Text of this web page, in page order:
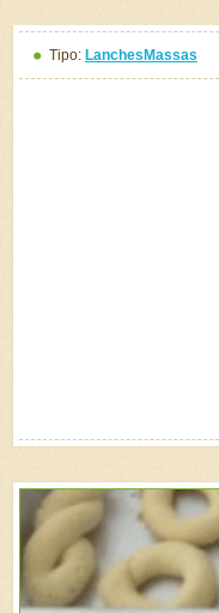
Tipo: Lanches Massas